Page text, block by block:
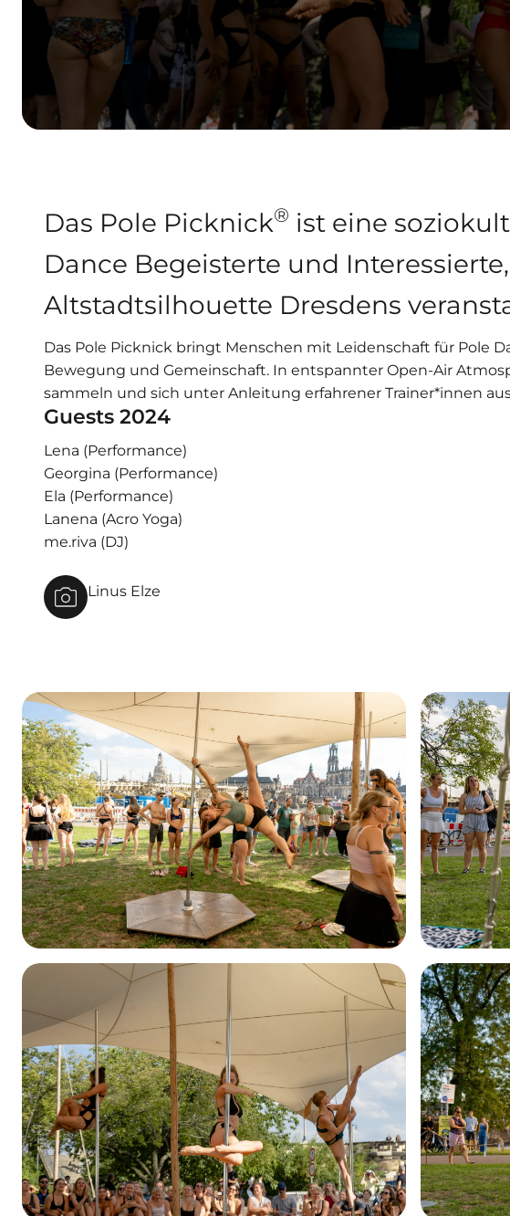
Das Pole Picknick® ist eine
Dance Begeisterte und
Altstadtsilhouette Dresdens
Das Pole Picknick bringt Menschen mit Leidenschaft für Pole
Bewegung und Gemeinschaft. In entspannter Open-Air
sammeln und sich unter Anleitung erfahrener Trainer*innen
Guests 2024
Lena (Performance)
Georgina (Performance)
Ela (Performance)
Lanena (Acro Yoga)
me.riva (DJ)
Linus Elze